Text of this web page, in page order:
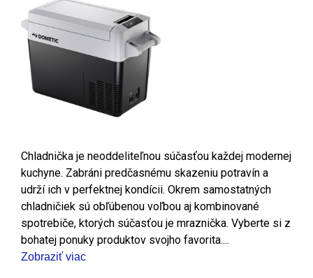
Chladnička je neoddeliteľnou súčasťou každej modernej
kuchyne. Zabráni predčasnému skazeniu potravín a
udrží ich v perfektnej kondícii. Okrem samostatných
chladničiek sú obľúbenou voľbou aj kombinované
spotrebiče, ktorých súčasťou je mraznička. Vyberte si z
bohatej ponuky produktov svojho favorita....
Zobraziť viac